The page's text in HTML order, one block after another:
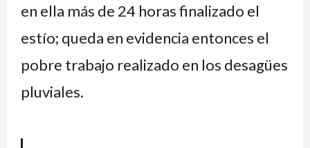
en ella más de 24 horas finalizado el
estío; queda en evidencia entonces el
pobre trabajo realizado en los desagües
pluviales.